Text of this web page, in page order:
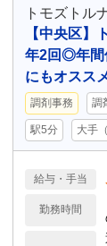
トモズトル
【中央区
年2回◎年間
にもオスス
調剤事務 調
駅5分 大手
給与・手当
勤務時間